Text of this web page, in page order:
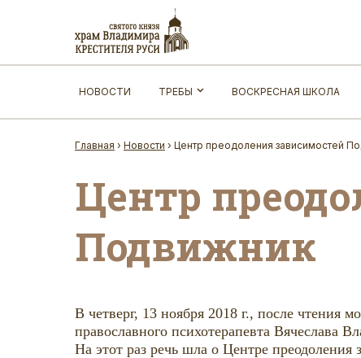
НОВОСТИ ТРЕБЫ ВОСКРЕСНАЯ ШКОЛА
Главная › Новости › Центр преодоления зависимостей
Центр
Подвижник
В четверг, 13 ноября 2018 г., после чтения
православного психотерапевта Вячеслава
На этот раз речь шла о Центре